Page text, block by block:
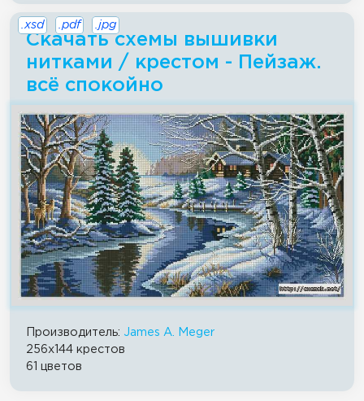
Скачать схемы вышивки
нитками / крестом - Пейзаж.
всё спокойно
.xsd .pdf .jpg
Производитель: James A. Meger
256x144 крестов
61 цветов